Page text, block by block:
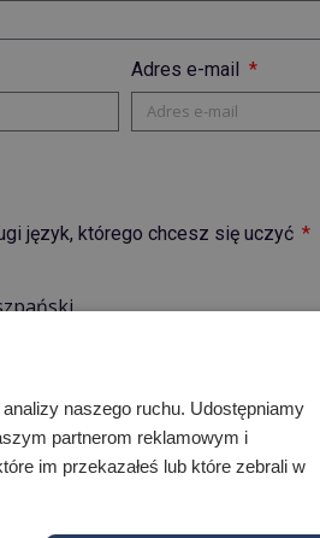
Adres e-mail
język, którego chcesz się uczyć
naszego ruchu. Udostępniamy
partnerom reklamowym i
im przekazałeś lub które zebrali w